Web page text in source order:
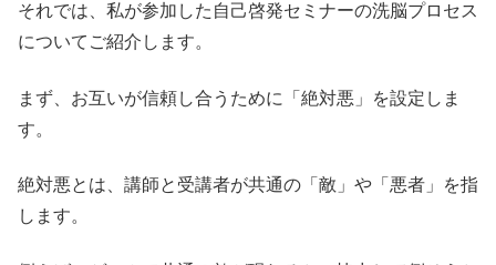
それでは、私が参加した自己啓発セミナーの洗脳プロセス
についてご紹介します。
まず、お互いが信頼し合うために「絶対悪」を設定しま
す。
絶対悪とは、講師と受講者が共通の「敵」や「悪者」を指
します。